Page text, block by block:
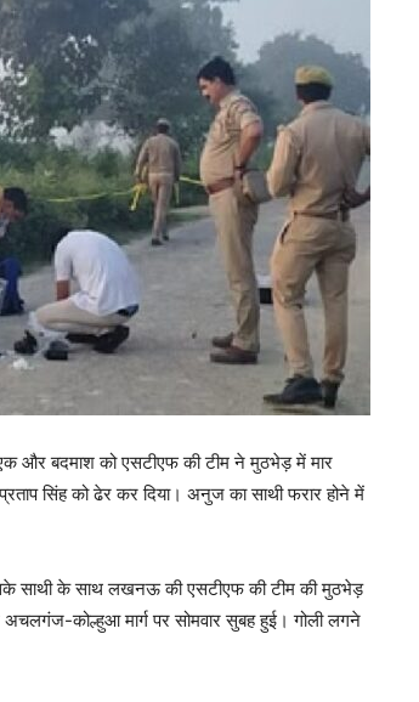
और बदमाश को एसटीएफ की टीम ने मुठभेड़ में मार
सिंह को ढेर कर दिया। अनुज का साथी फरार होने में
साथी के साथ लखनऊ की एसटीएफ की टीम की मुठभेड़
अचलगंज-कोल्हुआ मार्ग पर सोमवार सुबह हुई। गोली लगने